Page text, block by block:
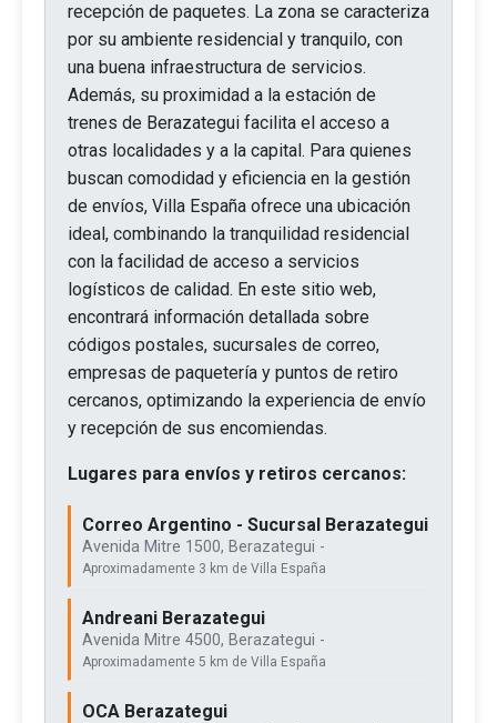
recepción de paquetes. La zona se caracteriza
por su ambiente residencial y tranquilo, con
una buena infraestructura de servicios.
Además, su proximidad a la estación de
trenes de Berazategui facilita el acceso a
otras localidades y a la capital. Para quienes
buscan comodidad y eficiencia en la gestión
de envíos, Villa España ofrece una ubicación
ideal, combinando la tranquilidad residencial
con la facilidad de acceso a servicios
logísticos de calidad. En este sitio web,
encontrará información detallada sobre
códigos postales, sucursales de correo,
empresas de paquetería y puntos de retiro
cercanos, optimizando la experiencia de envío
y recepción de sus encomiendas.
Lugares para envíos y retiros cercanos:
Correo Argentino - Sucursal Berazategui
Avenida Mitre 1500, Berazategui -
Aproximadamente 3 km de Villa España
Andreani Berazategui
Avenida Mitre 4500, Berazategui -
Aproximadamente 5 km de Villa España
OCA Berazategui